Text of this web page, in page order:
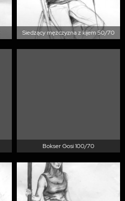
Siedzący mężczyzna z kijem 50/70
Bokser Gosi 100/70